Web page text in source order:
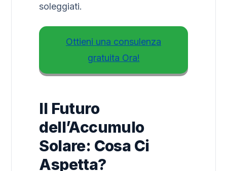
soleggiati.
Ottieni una consulenza
gratuita Ora!
Il Futuro
dell’Accumulo
Solare: Cosa Ci
Aspetta?